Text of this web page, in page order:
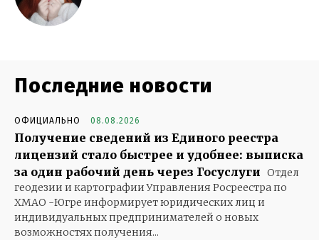
Последние новости
ОФИЦИАЛЬНО 08.08.2026
Получение сведений из Единого реестра
лицензий стало быстрее и удобнее: выписка
за один рабочий день через Госуслуги Отдел
геодезии и картографии Управления Росреестра по
ХМАО -Югре информирует юридических лиц и
индивидуальных предпринимателей о новых
возможностях получения...